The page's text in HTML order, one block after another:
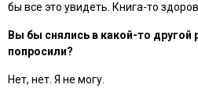
бы все это увидеть. Книга-то
Вы бы снялись в какой-то другой
попросили?
Нет, нет. Я не могу.